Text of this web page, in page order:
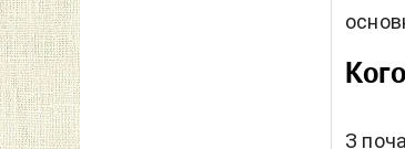
З